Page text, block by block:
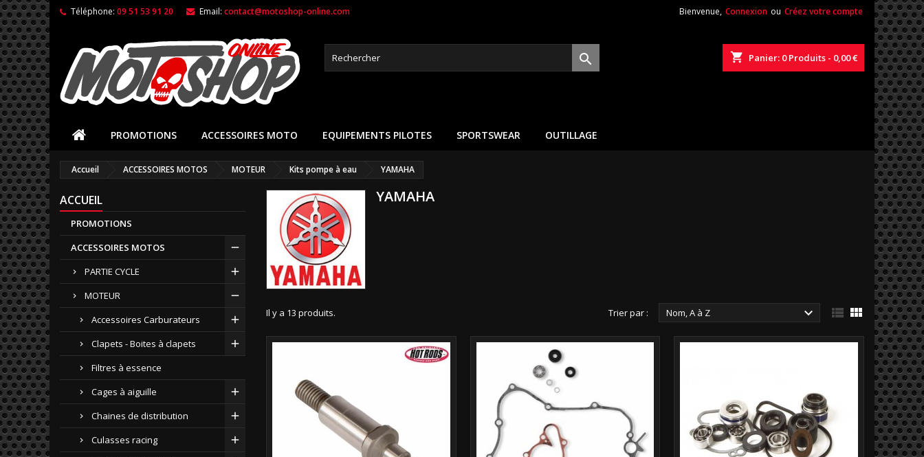
Téléphone: 09 51 53 91 20 Email: contact@motoshop-online.com Bienvenue, Connexion ou Créez votre compte
shopping_cart Panier: 0Produits - 0,00 €

PROMOTIONS ACCESSOIRES MOTO EQUIPEMENTS PILOTES SPORTSWEAR OUTILLAGE
Accueil ACCESSOIRES MOTOS MOTEUR Kits pompe à eau YAMAHA
ACCUEIL
PROMOTIONS
ACCESSOIRES MOTOS
PARTIE CYCLE
MOTEUR
Accessoires Carburateurs
Clapets - Boites à clapets
Filtres à essence
Cages à aiguille
Chaines de distribution
Culasses racing
YAMAHA
Il y a 13 produits. Trier par : Nom, A à Z   